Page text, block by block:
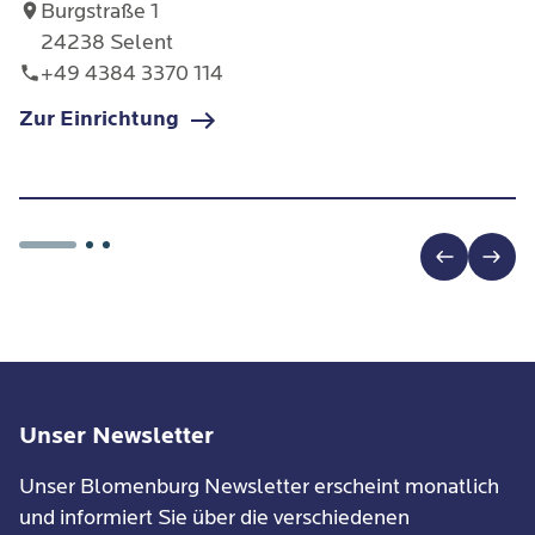
Burgstraße 1
24238 Selent
+49 4384 3370 114
Zur Einrichtung
Unser Newsletter
Unser Blomenburg Newsletter erscheint monatlich
und informiert Sie über die verschiedenen